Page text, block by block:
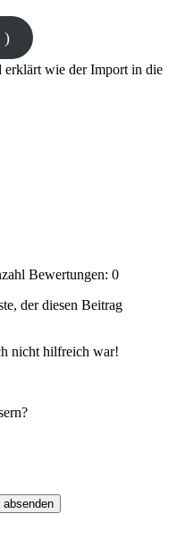
)
erklärt wie der Import in die
Bewertungen: 0
der diesen Beitrag
nicht hilfreich war!
absenden